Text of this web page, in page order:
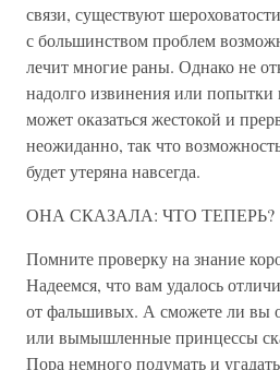
связи, существуют
с большинством проблем
лечит многие раны. Однако не
надолго извинения или
может оказаться жестокой и
неожиданно, так что
будет утеряна навсегда.
ОНА СКАЗАЛА: ЧТО ТЕПЕРЬ?
Помните проверку на знание
Надеемся, что вам удалось
от фальшивых. А сможете ли вы
или вымышленные принцессы
Пора немного подумать и